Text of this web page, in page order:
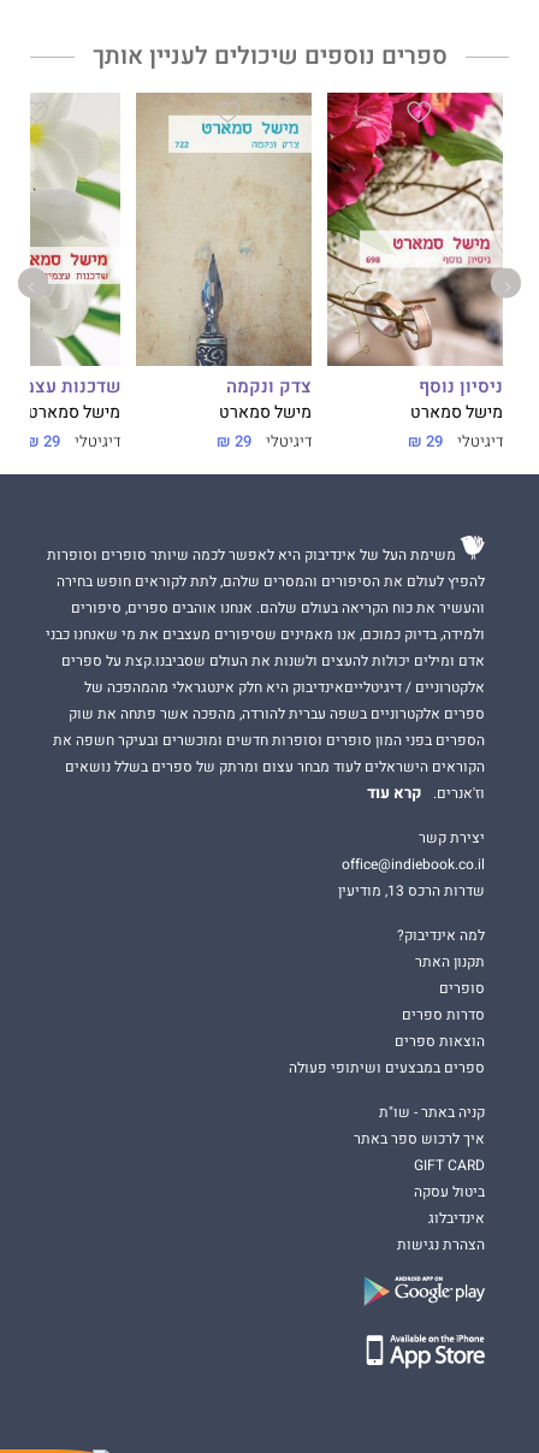
ספרים נוספים שיכולים לעניין אותך
ניסיון נוסף
מישל סמארט
דיגיטלי 29 ₪
צדק ונקמה
מישל סמארט
דיגיטלי 29 ₪
שדכנות עצמית
מישל סמארט
דיגיטלי 29 ₪
משימת העל של אינדיבוק היא לאפשר לכמה שיותר סופרים וסופרות
להפיץ לעולם את הסיפורים והמסרים שלהם, לתת לקוראים חופש בחירה
והעשיר את כוח הקריאה בעולם שלהם. אנחנו אוהבים ספרים, סיפורים
ולמידה, בדיוק כמוכם, אנו מאמינים שסיפורים מעצבים את מי שאנחנו כבני
אדם ומילים יכולות להעצים ולשנות את העולם שסביבנו.קצת על ספרים
אלקטרוניים / דיגיטלייםאינדיבוק היא חלק אינטגראלי מהמהפכה של
ספרים אלקטרוניים בשפה עברית להורדה, מהפכה אשר פתחה את שוק
הספרים בפני המון סופרים וסופרות חדשים ומוכשרים ובעיקר חשפה את
הקוראים הישראלים לעוד מבחר עצום ומרתק של ספרים בשלל נושאים
וז'אנרים.
קרא עוד
יצירת קשר
office@indiebook.co.il
שדרות הרכס 13, מודיעין
למה אינדיבוק?
תקנון האתר
סופרים
סדרות ספרים
הוצאות ספרים
ספרים במבצעים ושיתופי פעולה
קניה באתר - שו"ת
איך לרכוש ספר באתר
GIFT CARD
ביטול עסקה
אינדיבלוג
הצהרת נגישות